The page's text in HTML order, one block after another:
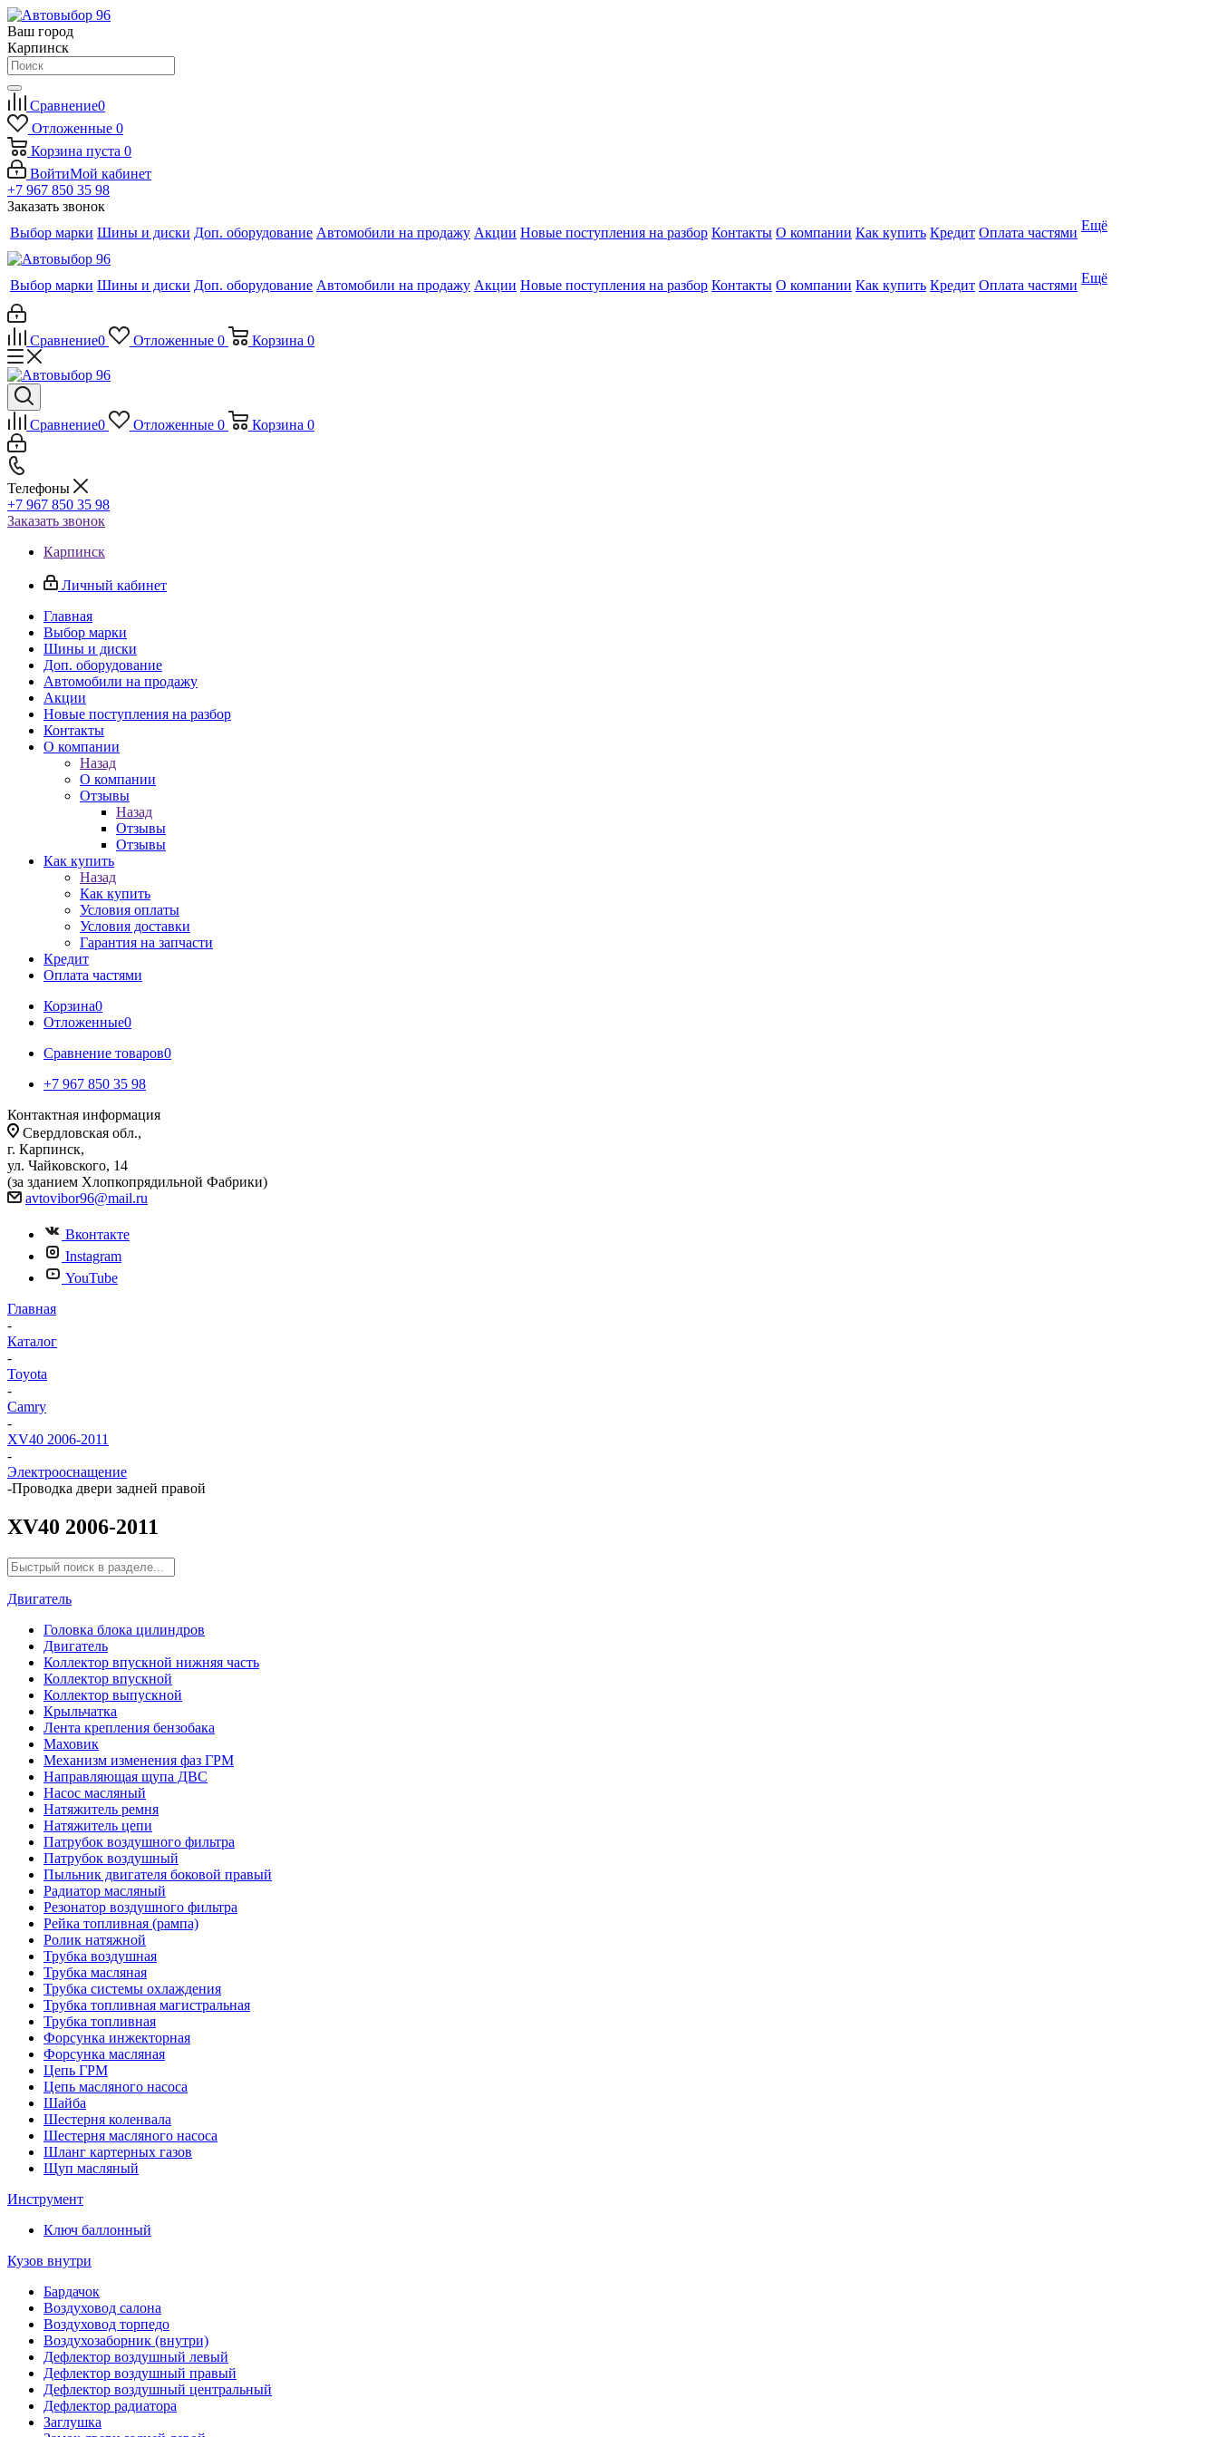
Ваш город
Карпинск
Сравнение0
Отложенные 0
Корзина пуста 0
ВойтиМой кабинет
+7 967 850 35 98
Заказать звонок
Выбор марки Шины и диски Доп. оборудование Автомобили на продажу Акции Новые поступления на разбор Контакты О компании Как купить Кредит Оплата частями Ещё
Выбор марки Шины и диски Доп. оборудование Автомобили на продажу Акции Новые поступления на разбор Контакты О компании Как купить Кредит Оплата частями Ещё
Сравнение0 Отложенные 0 Корзина 0
Сравнение0 Отложенные 0 Корзина 0
Телефоны
+7 967 850 35 98
Заказать звонок
Карпинск
Личный кабинет
Главная
Выбор марки
Шины и диски
Доп. оборудование
Автомобили на продажу
Акции
Новые поступления на разбор
Контакты
О компании
Назад
О компании
Отзывы
Назад
Отзывы
Отзывы
Как купить
Назад
Как купить
Условия оплаты
Условия доставки
Гарантия на запчасти
Кредит
Оплата частями
Корзина0
Отложенные0
Сравнение товаров0
+7 967 850 35 98
Контактная информация
Свердловская обл.,
г. Карпинск,
ул. Чайковского, 14
(за зданием Хлопкопрядильной Фабрики)
avtovibor96@mail.ru
Вконтакте
Instagram
YouTube
Главная
-
Каталог
-
Toyota
-
Camry
-
XV40 2006-2011
-
Электрооснащение
-Проводка двери задней правой
XV40 2006-2011
Двигатель
Головка блока цилиндров
Двигатель
Коллектор впускной нижняя часть
Коллектор впускной
Коллектор выпускной
Крыльчатка
Лента крепления бензобака
Маховик
Механизм изменения фаз ГРМ
Направляющая щупа ДВС
Насос масляный
Натяжитель ремня
Натяжитель цепи
Патрубок воздушного фильтра
Патрубок воздушный
Пыльник двигателя боковой правый
Радиатор масляный
Резонатор воздушного фильтра
Рейка топливная (рампа)
Ролик натяжной
Трубка воздушная
Трубка масляная
Трубка системы охлаждения
Трубка топливная магистральная
Трубка топливная
Форсунка инжекторная
Форсунка масляная
Цепь ГРМ
Цепь масляного насоса
Шайба
Шестерня коленвала
Шестерня масляного насоса
Шланг картерных газов
Щуп масляный
Инструмент
Ключ баллонный
Кузов внутри
Бардачок
Воздуховод салона
Воздуховод торпедо
Воздухозаборник (внутри)
Дефлектор воздушный левый
Дефлектор воздушный правый
Дефлектор воздушный центральный
Дефлектор радиатора
Заглушка